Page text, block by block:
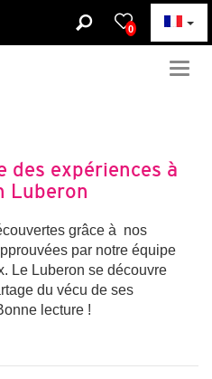
0
des expériences à
Luberon
grâce à nos
par notre équipe
Le Luberon se découvre
du vécu de ses
lecture !